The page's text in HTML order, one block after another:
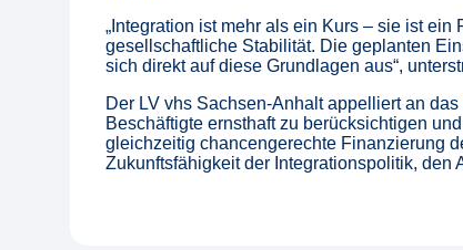
„Integration ist mehr als ein Kurs – sie ist
gesellschaftliche Stabilität. Die geplanten
sich direkt auf diese Grundlagen aus“,
Der LV vhs Sachsen-Anhalt appelliert an
Beschäftigte ernsthaft zu berücksichtigen
gleichzeitig chancengerechte Finanzierung
Zukunftsfähigkeit der Integrationspolitik, den